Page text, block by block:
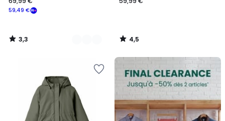
59,49 €
3,3
/
4,5
/
FINAL
CLEARANCE